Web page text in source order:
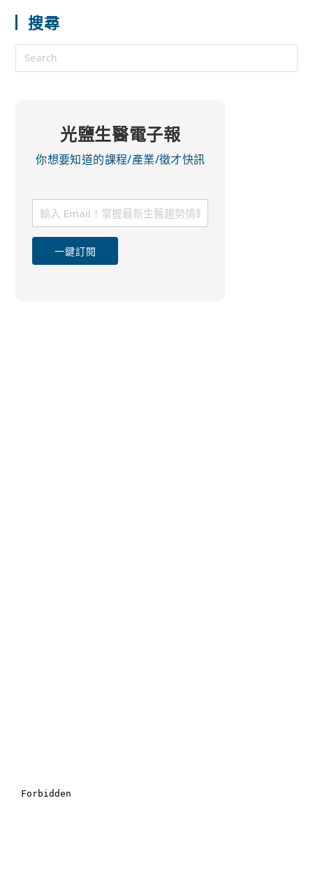
搜尋
光鹽生醫電子報
你想要知道的課程/產業/徵才快訊
一鍵訂閱